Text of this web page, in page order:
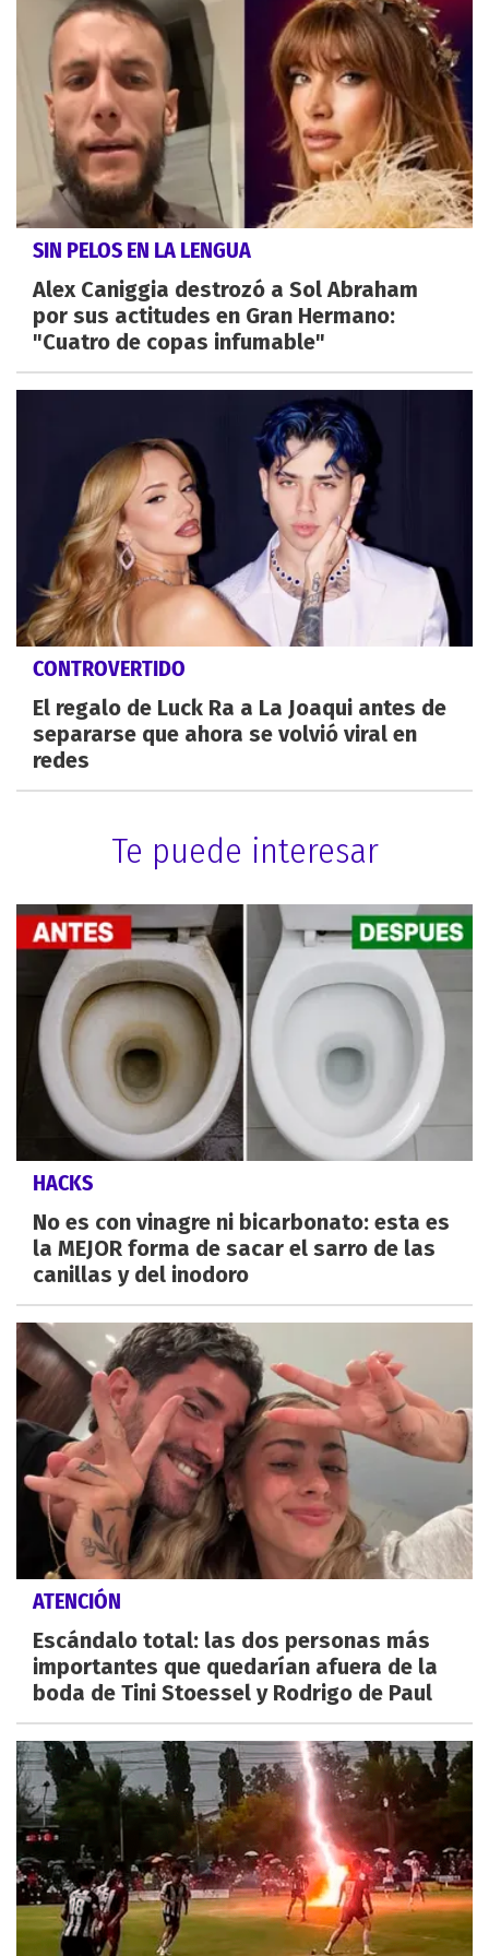
SIN PELOS EN LA LENGUA
Alex Caniggia destrozó a Sol Abraham
por sus actitudes en Gran Hermano:
"Cuatro de copas infumable"
CONTROVERTIDO
El regalo de Luck Ra a La Joaqui antes de
separarse que ahora se volvió viral en
redes
Te puede interesar
HACKS
No es con vinagre ni bicarbonato: esta es
la MEJOR forma de sacar el sarro de las
canillas y del inodoro
ATENCIÓN
Escándalo total: las dos personas más
importantes que quedarían afuera de la
boda de Tini Stoessel y Rodrigo de Paul